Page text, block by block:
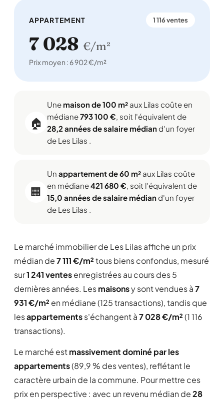
APPARTEMENT 1 116 ventes
7 028 €/m²
Prix moyen : 6 902 €/m²
🏠
Une maison de 100 m² aux Lilas coûte en
médiane793 100 €, soit l'équivalent de
28,2 années de salaire médiand'un foyer
de Les Lilas .
🏢
Un appartement de 60 m² aux Lilas coûte
en médiane421 680 €, soit l'équivalent de
15,0 années de salaire médiand'un foyer
de Les Lilas .
Le marché immobilier de Les Lilas affiche un prix
médian de7 111 €/m²tous biens confondus, mesuré
sur1 241 ventesenregistrées au cours des 5
dernières années. Lesmaisonsy sont vendues à7
931 €/m² en médiane (125 transactions), tandis que
lesappartementss'échangent à7 028 €/m²(1 116
transactions).
Le marché estmassivement dominé par les
appartements(89,9 % des ventes), reflétant le
caractère urbain de la commune. Pour mettre ces
prix en perspective : avec un revenu médian de28